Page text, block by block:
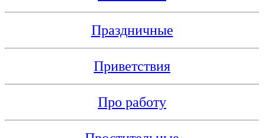
Праздничные
Приветствия
Про работу